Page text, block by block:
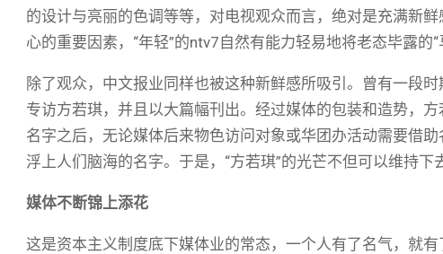
的设计与亮丽的色调等等，对电视观众而言，绝对是充满新
心的重要因素，“年轻”的ntv7自然有能力轻易地将老态毕露的“
除了观众，中文报业同样也被这种新鲜感所吸引。曾有一段
专访方若琪，并且以大篇幅刊出。经过媒体的包装和造势，
名字之后，无论媒体后来物色访问对象或华团办活动需要借
浮上人们脑海的名字。于是，“方若琪”的光芒不但可以维持下
媒体不断锦上添花
这是资本主义制度底下媒体业的常态，一个人有了名气，就